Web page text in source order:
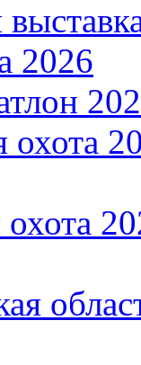
2026
охота